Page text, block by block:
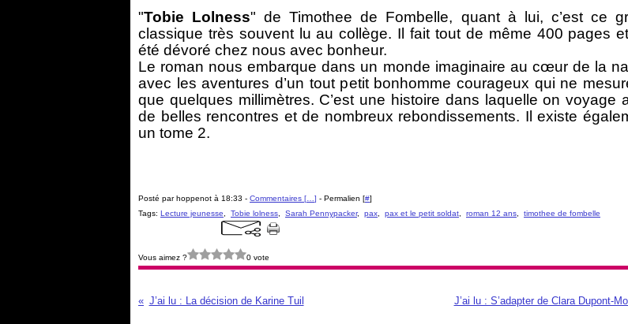
"Tobie Lolness" de Timothee de Fombelle, quant à lui, c’est ce
classique très souvent lu au collège. Il fait tout de même 400 pages
été dévoré chez nous avec bonheur.
Le roman nous embarque dans un monde imaginaire au cœur de la
avec les aventures d’un tout petit bonhomme courageux qui ne
que quelques millimètres. C’est une histoire dans laquelle on voyage
de belles rencontres et de nombreux rebondissements. Il existe
un tome 2.
Posté par hoppenot à 18:33 - Commentaires [ ] - Permalien [#]
Tags: Lecture jeunesse Tobie lolness Sarah Pennypacker, pax pax et le petit soldat roman 12 ans timothee de fombelle
Vous aimez ? 0 vote
J’ai lu : La décision de Karine Tuil J’ai lu : S’adapter de Clara Dupont-